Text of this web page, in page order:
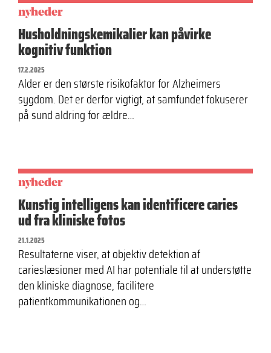
nyheder
Husholdningskemikalier kan påvirke
kognitiv funktion
17.2.2025
Alder er den største risikofaktor for Alzheimers
sygdom. Det er derfor vigtigt, at samfundet fokuserer
på sund aldring for ældre…
nyheder
Kunstig intelligens kan identificere caries
ud fra kliniske fotos
21.1.2025
Resultaterne viser, at objektiv detektion af
carieslæsioner med AI har potentiale til at understøtte
den kliniske diagnose, facilitere
patientkommunikationen og…